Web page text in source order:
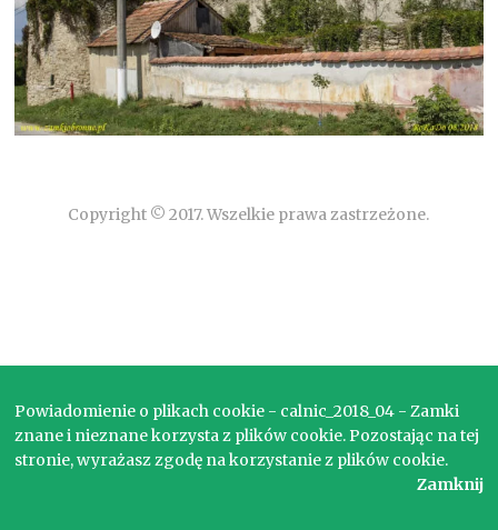
Copyright © 2017. Wszelkie prawa zastrzeżone.
Powiadomienie o plikach cookie - calnic_2018_04 - Zamki
znane i nieznane korzysta z plików cookie. Pozostając na tej
stronie, wyrażasz zgodę na korzystanie z plików cookie.
Zamknij